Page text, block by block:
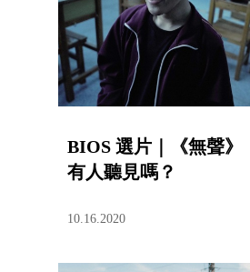
BIOS 選片｜《無聲》
有人聽見嗎？
10.16.2020